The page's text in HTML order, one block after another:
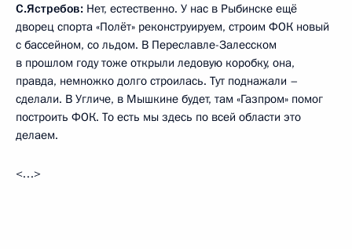
С.Ястребов: Нет, естественно. У нас в Рыбинске ещё
дворец спорта «Полёт» реконструируем, строим ФОК новый
с бассейном, со льдом. В Переславле-Залесском
в прошлом году тоже открыли ледовую коробку, она,
правда, немножко долго строилась. Тут поднажали –
сделали. В Угличе, в Мышкине будет, там «Газпром» помог
построить ФОК. То есть мы здесь по всей области это
делаем.
<…>